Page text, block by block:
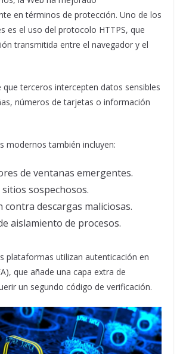
en términos de protección. Uno de los
es el uso del protocolo HTTPS, que
transmitida entre el navegador y el
que terceros intercepten datos sensibles
números de tarjetas o información
modernos también incluyen:
de ventanas emergentes.
sospechosos.
contra descargas maliciosas.
aislamiento de procesos.
plataformas utilizan autenticación en
que añade una capa extra de
un segundo código de verificación.